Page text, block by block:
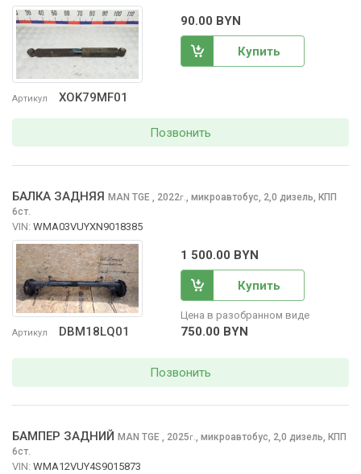
Артикул XOK79MF01
90.00 BYN
Купить
Позвонить
Артикул DBM18LQ01
БАЛКА ЗАДНЯЯ MAN TGE , 2022г. микроавтобус, 2,0 дизель, КПП
6ст.
VIN: WMA03VUYXN9018385
1 500.00 BYN
Купить
Цена в разобранном виде
750.00 BYN
Позвонить
БАМПЕР ЗАДНИЙ MAN TGE , 2025г., микроавтобус, 2,0 дизель, КПП
6ст.
VIN: WMA12VUY4S9015873